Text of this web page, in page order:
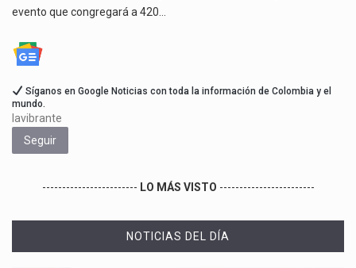
evento que congregará a 420…
Síganos en Google Noticias con toda la información de Colombia y el
mundo.
lavibrante
Seguir
------------------------ LO MÁS VISTO ------------------------
NOTICIAS DEL DÍA